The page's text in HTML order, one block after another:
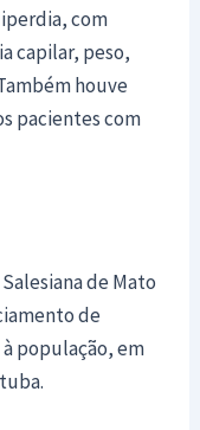
com
capilar, peso,
houve
pacientes com
de Mato
de
população, em